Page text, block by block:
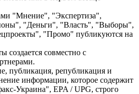
"Мнение", "Экспертиза",
"Деньги", "Власть", "Выборы",
"Промо" публикуются на
создается совместно с
публикация, републикация и
информации, которое содержит
Украина", EPA / UPG, строго